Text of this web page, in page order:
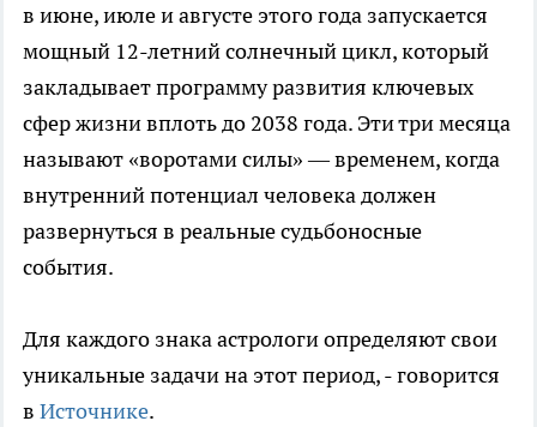
в июне, июле и августе этого года запускается
мощный 12-летний солнечный цикл, который
закладывает программу развития ключевых
сфер жизни вплоть до 2038 года. Эти три месяца
называют «воротами силы» — временем, когда
внутренний потенциал человека должен
развернуться в реальные судьбоносные
события.
Для каждого знака астрологи определяют свои
уникальные задачи на этот период, - говорится
в Источнике.